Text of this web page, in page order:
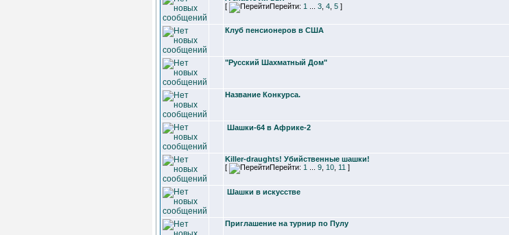
[
Перейти: 1 3 4 5 ]
Клуб пенсионеров в США
"Русский Шахматный Дом"
Название Конкурса.
Шашки-64 в Африке-2
Killer-draughts! Убийственные шашки!
[
Перейти: 1 9 10 11 ]
Шашки в искусстве
Приглашение на турнир по Пулу